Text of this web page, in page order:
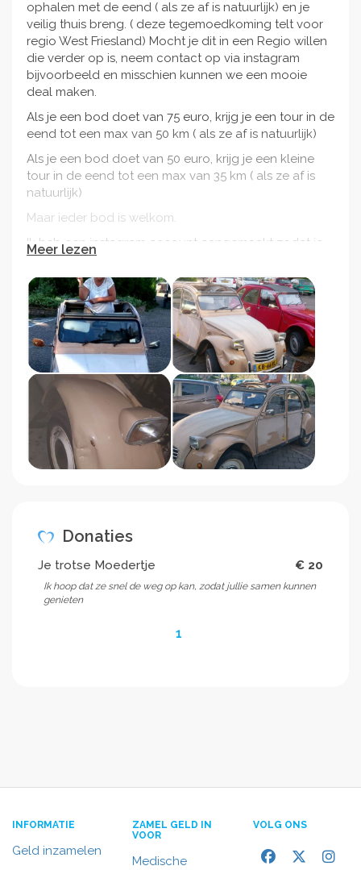
ophalen met de eend ( als ze af is natuurlijk) en je
veilig thuis breng. ( deze tegemoedkoming telt voor
regio West Friesland) Mocht je dit in een Regio willen
die verder op is, neem contact op via instagram
bijvoorbeeld en misschien kunnen we een mooie
deal maken.
Als je een bod doet van 75 euro, krijg je een tour in de
eend tot een max van 50 km ( als ze af is natuurlijk)
Als je een bod doet van 50 euro, krijg je een kleine
tour in de eend tot een max van 35 km ( als ze af is
natuurlijk)
Maar ieder bod is welkom.
Ik heb een instagram account aangemaakt zodat je
kunt volgen wat er met het gedoneerde geld
gebeurd.
We hebben nodig oa:
-Ondelen zoals nieuw dak, nieuwe spatborden,
nieuwe achter deuren
-Alles moet geschuurd worden en/of gezandstraald
-auto verf
-nieuwe voorstoelen
Meer lezen
Donaties
Je trotse Moedertje € 20
Ik hoop dat ze snel de weg op kan, zodat jullie samen kunnen
genieten
1
INFORMATIE
Geld inzamelen
ZAMEL GELD IN
VOOR
Medische
VOLG ONS